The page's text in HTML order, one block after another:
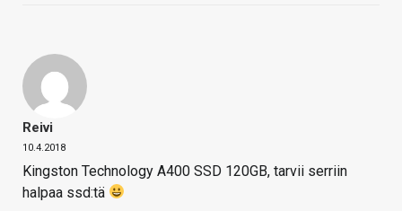
Reivi
10.4.2018
Kingston Technology A400 SSD 120GB, tarvii serriin
halpaa ssd:tä